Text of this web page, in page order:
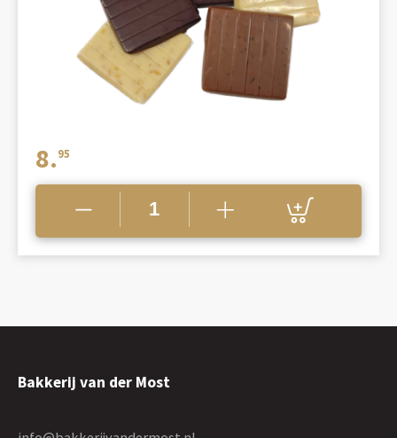
8. 95
Bakkerij van der Most